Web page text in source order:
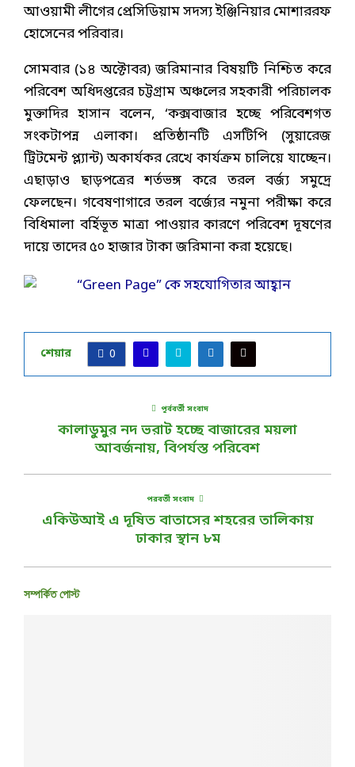
আওয়ামী লীগের প্রেসিডিয়াম সদস্য ইঞ্জিনিয়ার মোশাররফ
হোসেনের পরিবার।
সোমবার (১৪ অক্টোবর) জরিমানার বিষয়টি নিশ্চিত করে
পরিবেশ অধিদপ্তরের চট্টগ্রাম অঞ্চলের সহকারী পরিচালক
মুক্তাদির হাসান বলেন, ‘কক্সবাজার হচ্ছে পরিবেশগত
সংকটাপন্ন এলাকা। প্রতিষ্ঠানটি এসটিপি (সুয়ারেজ
ট্রিটমেন্ট প্ল্যান্ট) অকার্যকর রেখে কার্যক্রম চালিয়ে যাচ্ছেন।
এছাড়াও ছাড়পত্রের শর্তভঙ্গ করে তরল বর্জ্য সমুদ্রে
ফেলছেন। গবেষণাগারে তরল বর্জ্যের নমুনা পরীক্ষা করে
বিধিমালা বর্হিভূত মাত্রা পাওয়ার কারণে পরিবেশ দূষণের
দায়ে তাদের ৫০ হাজার টাকা জরিমানা করা হয়েছে।
শেয়ার 0
পূর্ববর্তী সংবাদ
কালাডুমুর নদ ভরাট হচ্ছে বাজারের ময়লা
আবর্জনায়, বিপর্যস্ত পরিবেশ
পরবর্তী সংবাদ
একিউআই এ দূষিত বাতাসের শহরের তালিকায়
ঢাকার স্থান ৮ম
সম্পর্কিত পোস্ট